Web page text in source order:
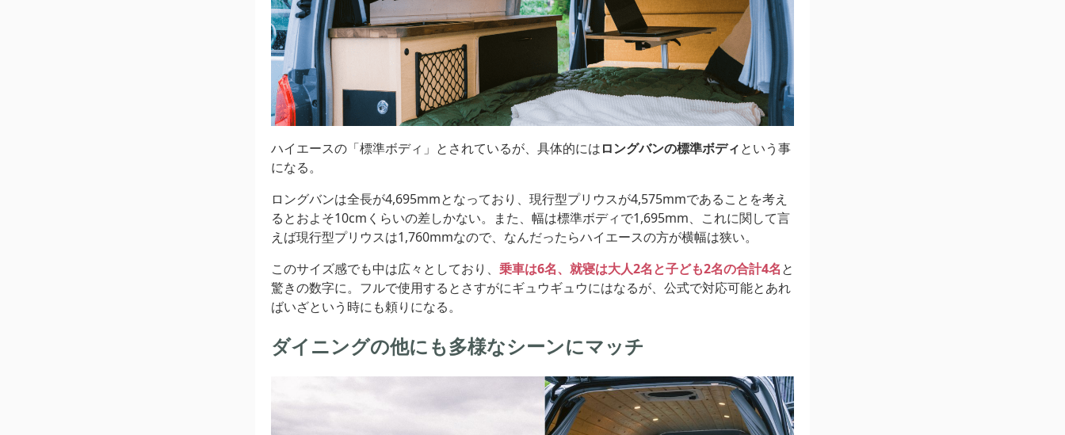
ハイエースの「標準ボディ」とされているが、具体的にはロングバンの標準ボディという事
になる。
ロングバンは全長が4,695mmとなっており、現行型プリウスが4,575mmであることを考え
るとおよそ10cmくらいの差しかない。また、幅は標準ボディで1,695mm、これに関して言
えば現行型プリウスは1,760mmなので、なんだったらハイエースの方が横幅は狭い。
このサイズ感でも中は広々としており、 乗車は6名、就寝は大人2名と子ども2名の合計4名と
驚きの数字に。フルで使用するとさすがにギュウギュウにはなるが、公式で対応可能とあれ
ばいざという時にも頼りになる。
ダイニングの他にも多様なシーンにマッチ